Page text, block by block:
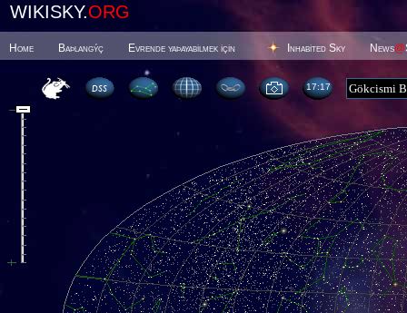
WIKISKY.ORG
Home Baþlangýç Evrende yaþayabilmek için Inhabited Sky News@
17 17